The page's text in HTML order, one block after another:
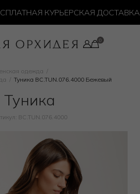
КУРЬЕРСКАЯ ДОСТАВКА
одежда
Туника BC.TUN.076.4000 Бежевый
Туника
BC.TUN.076.4000